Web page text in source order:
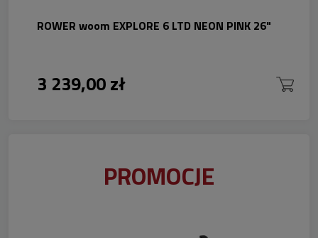
ROWER woom EXPLORE 6 LTD NEON PINK 26"
3 239,00 zł
PROMOCJE